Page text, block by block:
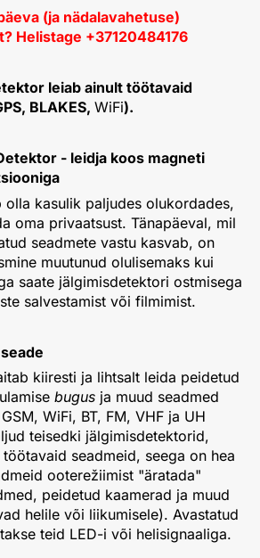
(ja nädalavahetuse)
Helistage +37120484176
leiab ainult töötavaid
BLAKES, WiFi).
- leidja koos magneti
kasulik paljudes olukordades,
oma privaatsust. Tänapäeval, mil
seadmete vastu kasvab, on
muutunud olulisemaks kui
saate jälgimisdetektori ostmisega
salvestamist või filmimist.
kiiresti ja lihtsalt leida peidetud
bugus ja muud seadmed
WiFi, BT, FM, VHF ja UH
teisedki jälgimisdetektorid,
seadmeid, seega on hea
ooterežiimist "äratada"
peidetud kaamerad ja muud
helile või liikumisele). Avastatud
teid LED-i või helisignaaliga.